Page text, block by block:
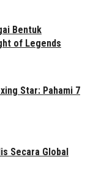
Bentuk
of Legends
Star: Pahami 7
Secara Global